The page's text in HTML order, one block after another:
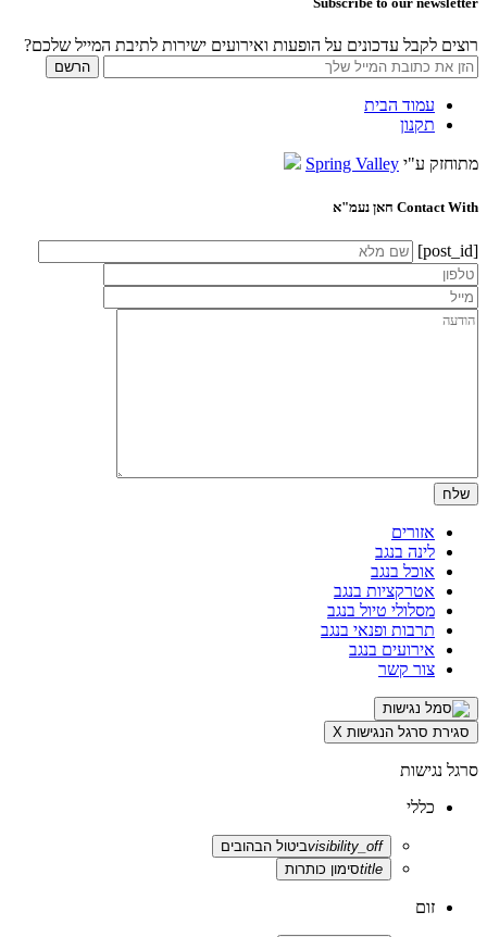
רוצים לקבל עדכונים על הופעות ואירועים ישירות לתיבת המייל שלכם?
עמוד הבית
תקנון
מתוחזק ע"י Spring Valley
Contact With חאן נעמ"א
[post_id]
אזורים
לינה בנגב
אוכל בנגב
אטרקציות בנגב
מסלולי טיול בנגב
תרבות ופנאי בנגב
אירועים בנגב
צור קשר
סגירת סרגל הנגישות X
סרגל נגישות
כללי
visibility_offביטול הבהובים
titleסימון כותרות
זום